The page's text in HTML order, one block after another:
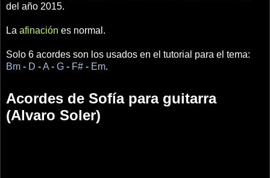
del año 2015.
La afinación es normal.
Solo 6 acordes son los usados en el tutorial para el tema:
Bm - D -A - G - F# - Em.
Acordes de Sofía para guitarra
(Alvaro Soler)